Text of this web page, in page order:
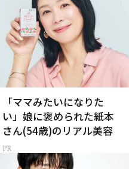
「ママみたいになりた
い」娘に褒められた紙本
さん(54歳)のリアル美容